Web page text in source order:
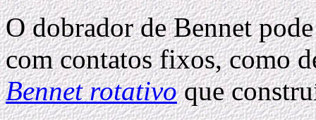
O dobrador de Bennet
com contatos fixos, como
Bennet rotativoque